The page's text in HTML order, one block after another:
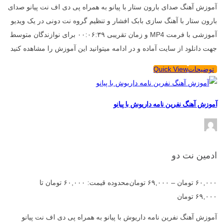
آموزش آهنگ صدای بارون ستار با پیانو به همراه پی دی اف نت پیانو صدای
بارون ستار با آهنگ سازی بابک افشار و تنظیم گروه نت دونی در یک ویدیو
آموزشی با فرمت MP4 و زمان تقریبی ۰۰:۰۶:۳۹ برای نوازندگان متوسط
جهت دانلود از سایت آماده و در ادامه میتوانید این آموزش را مشاهده کنید
توضیحاتQuick View
آموزش آهنگ نفرین نامه داریوش با پیانو
ادمین نت دو
۶۰,۰۰۰ تومان – ۶۹,۰۰۰ تومان
محدوده قیمت: ۶۰,۰۰۰ تومان تا
۶۹,۰۰۰ تومان
آموزش آهنگ نفرین نامه داریوش با پیانو به همراه پی دی اف نت پیانو